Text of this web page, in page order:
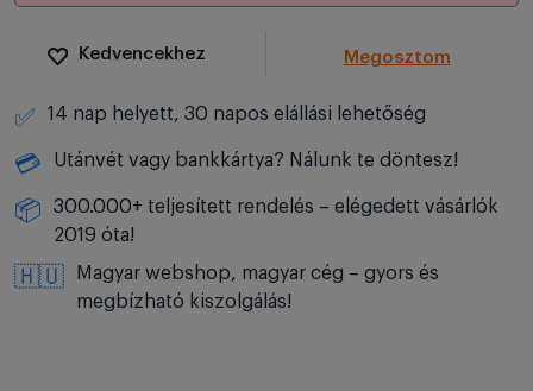
Kedvencekhez Megosztom
✅ 14 nap helyett, 30 napos elállási lehetőség
💳 Utánvét vagy bankkártya? Nálunk te döntesz!
📦
300.000+ teljesített rendelés – elégedett vásárlók
2019 óta!
🇭🇺
Magyar webshop, magyar cég – gyors és
megbízható kiszolgálás!